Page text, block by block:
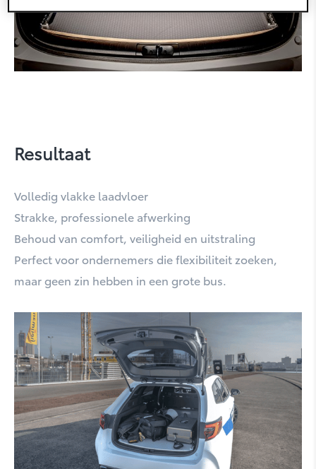
C-HR
C-HR Plus
Resultaat
Volledig vlakke laadvloer
Strakke, professionele afwerking
Behoud van comfort, veiligheid en uitstraling
Perfect voor ondernemers die flexibiliteit zoeken,
maar geen zin hebben in een grote bus.